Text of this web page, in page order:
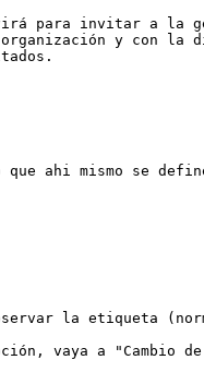
para invitar a la
y con la
que ahi mismo se
la etiqueta
vaya a "Cambio